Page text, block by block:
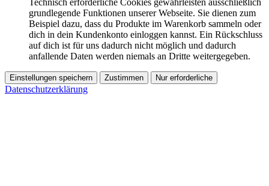
grundlegende Funktionen unserer Webseite. Sie dienen zum
Beispiel dazu, dass du Produkte im Warenkorb sammeln oder
dich in dein Kundenkonto einloggen kannst. Ein Rückschluss
auf dich ist für uns dadurch nicht möglich und dadurch
anfallende Daten werden niemals an Dritte weitergegeben.
Einstellungen speichern Zustimmen Nur erforderliche
Datenschutzerklärung